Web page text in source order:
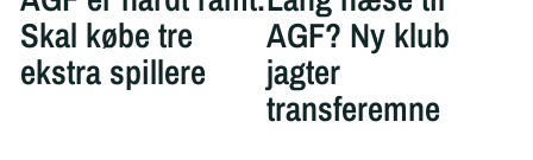
Skal købe tre
ekstra spillere
AGF? Ny klub
jagter
transferemne